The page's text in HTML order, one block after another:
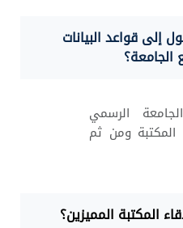
إلى قواعد البيانات
الرسمي
ومن ثم
المكتبة المميزين؟